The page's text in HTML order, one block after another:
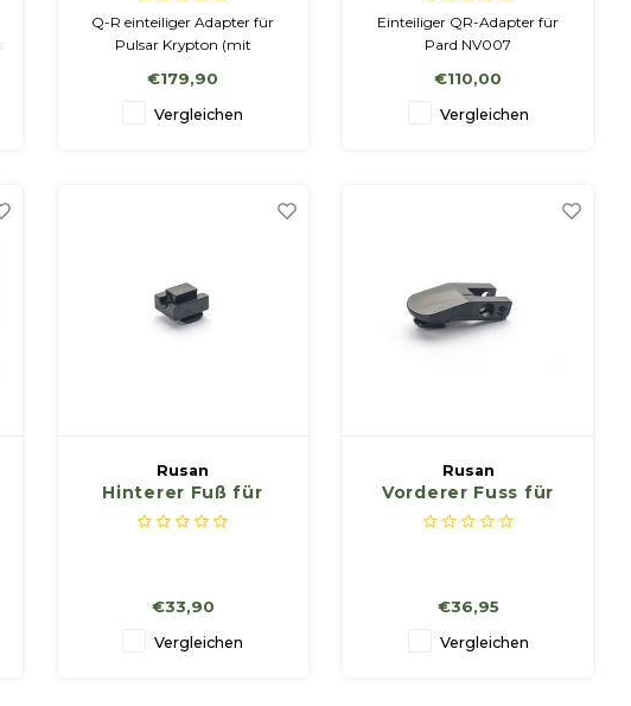
Krypton (mit
Bildschirmpositionierung)
Q-R einteiliger Adapter für
Pulsar Krypton (mit
€179,90
Vergleichen
NV007
Einteiliger QR-Adapter für
Pard NV007
€110,00
Vergleichen
Rusan
Hinterer Fuß für
Schwenkmontage
€33,90
Vergleichen
Rusan
Vorderer Fuss für
Schwenkmontage
€36,95
Vergleichen